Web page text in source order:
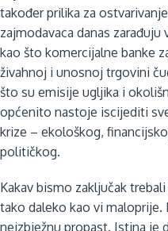
također prilika za
zajmodavaca danas
kao što komercijalne banke
živahnoj i unosnoj trgovini
što su emisije ugljika i
općenito nastoje iscijediti
krize – ekološkog,
političkog.
Kakav bismo zaključak
tako daleko kao vi maloprije.
neizbježnu propast. Istina je